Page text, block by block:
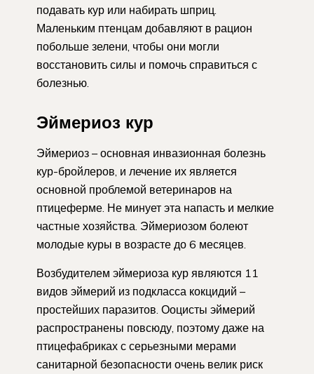
подавать кур или набирать шприц.
Маленьким птенцам добавляют в рацион
побольше зелени, чтобы они могли
восстановить силы и помочь справиться с
болезнью.
Эймериоз кур
Эймериоз – основная инвазионная болезнь
кур-бройлеров, и лечение их является
основной проблемой ветеринаров на
птицеферме. Не минует эта напасть и мелкие
частные хозяйства. Эймериозом болеют
молодые куры в возрасте до 6 месяцев.
Возбудителем эймериоза кур являются 11
видов эймерий из подкласса кокцидий –
простейших паразитов. Ооцисты эймерий
распространены повсюду, поэтому даже на
птицефабриках с серьезными мерами
санитарной безопасности очень велик риск